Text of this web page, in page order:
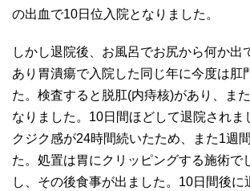
の出血で10日位入院となりました。
しかし退院後、お風呂でお尻から何か出
あり胃潰瘍で入院した同じ年に今度は肛
た。検査すると脱肛(内痔核)があり、ま
なりました。10日間ほどして退院されま
クジク感が24時間続いたため、また1週
た。処置は胃にクリッピングする施術で
し、その後食事が出ました。10日間後に